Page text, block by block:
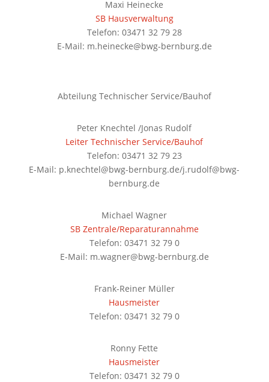
Maxi Heinecke
SB Hausverwaltung
Telefon: 03471 32 79 28
E-Mail: m.heinecke@bwg-bernburg.de
Abteilung Technischer Service/Bauhof
Peter Knechtel /Jonas Rudolf
Leiter Technischer Service/Bauhof
Telefon: 03471 32 79 23
E-Mail: p.knechtel@bwg-bernburg.de/j.rudolf@bwg-
bernburg.de
Michael Wagner
SB Zentrale/Reparaturannahme
Telefon: 03471 32 79 0
E-Mail: m.wagner@bwg-bernburg.de
Frank-Reiner Müller
Hausmeister
Telefon: 03471 32 79 0
Ronny Fette
Hausmeister
Telefon: 03471 32 79 0